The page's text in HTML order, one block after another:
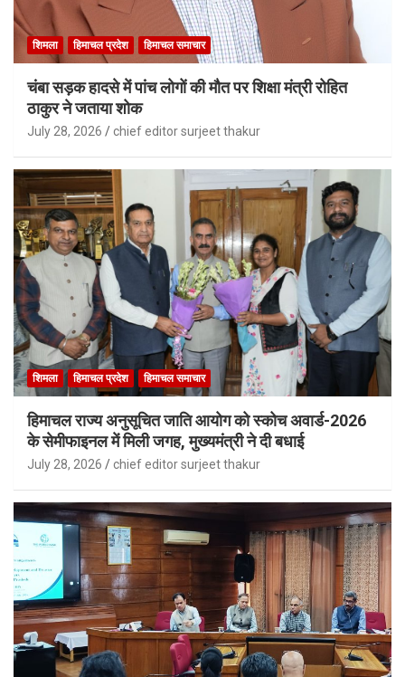
शिमला हिमाचल प्रदेश हिमाचल समाचार
चंबा सड़क हादसे में पांच लोगों की मौत पर शिक्षा मंत्री रोहित
ठाकुर ने जताया शोक
July 28, 2026 chief editor surjeet thakur
शिमला हिमाचल प्रदेश हिमाचल समाचार
हिमाचल राज्य अनुसूचित जाति आयोग को स्कोच अवार्ड-2026
के सेमीफाइनल में मिली जगह, मुख्यमंत्री ने दी बधाई
July 28, 2026 chief editor surjeet thakur